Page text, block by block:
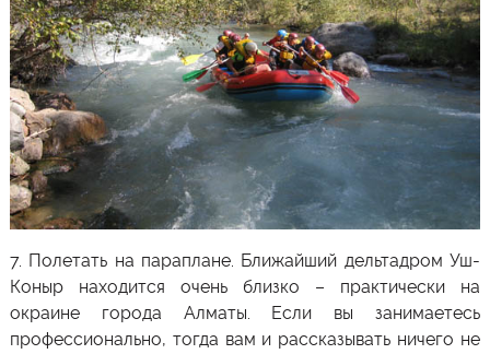
7. Полетать на параплане . Ближайший дельтадромУш-
Конырнаходится очень близко – практически на
окраине города Алматы . Если вы занимаетесь
профессионально, тогда вам и рассказывать ничего не